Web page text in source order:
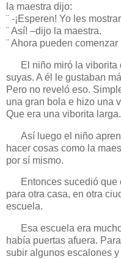
la maestra dijo:
¨ -¡Esperen! Yo les
¨ Así! –dijo la maestra.
¨ Ahora pueden comenzar
El niño miró la viborita
suyas. A él le gustaban
Pero no reveló eso.
una gran bola e hizo una
Que era una viborita larga.
Así luego el niño
hacer cosas como la
por sí mismo.
Entonces sucedió
para otra casa, en otra
escuela.
Esa escuela era
había puertas afuera.
subir algunos escalones